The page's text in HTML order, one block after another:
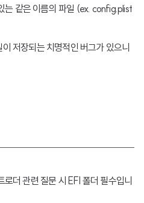
는 같은 이름의 파일 (ex. config.plist
저장되는 치명적인 버그가 있으니
더 관련 질문 시 EFI 폴더 필수입니